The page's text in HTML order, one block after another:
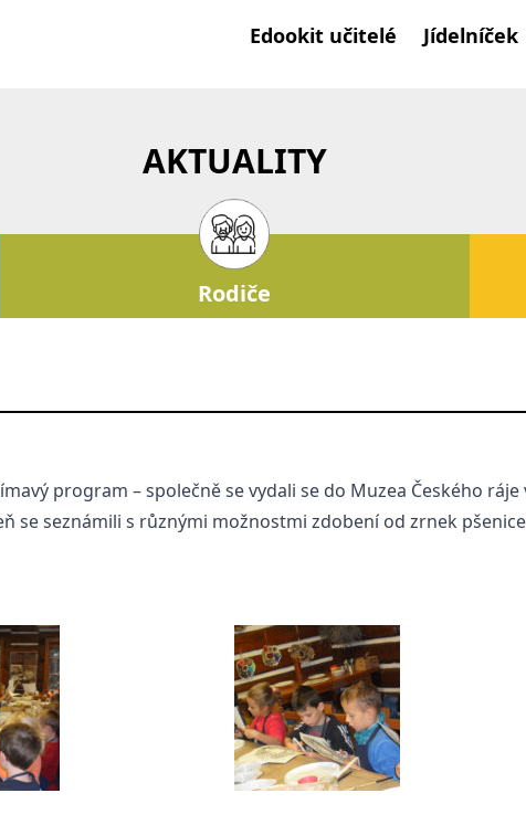
Edookit učitelé Jídelníček
AKTUALITY
Rodiče
program – společně se vydali se do Muzea Českého
se seznámili s různými možnostmi zdobení od zrnek